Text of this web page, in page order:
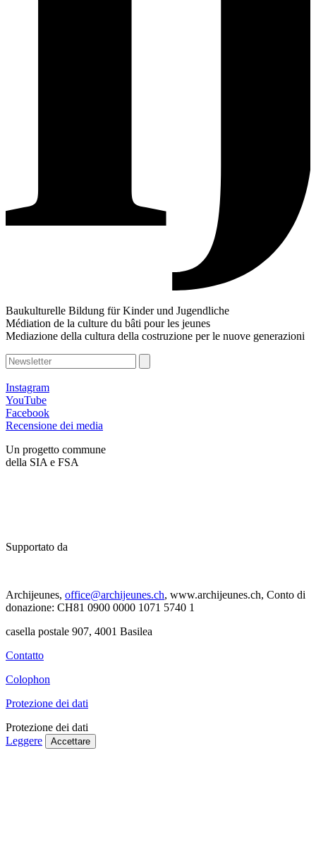
Baukulturelle Bildung für Kinder und Jugendliche
Médiation de la culture du bâti pour les jeunes
Mediazione della cultura della costruzione per le nuove generazioni
Instagram
YouTube
Facebook
Recensione dei media
Un progetto commune
della SIA e FSA
Supportato da
Archijeunes, office@archijeunes.ch, www.archijeunes.ch, Conto di
donazione: CH81 0900 0000 1071 5740 1
casella postale 907, 4001 Basilea
Contatto
Colophon
Protezione dei dati
Protezione dei dati
Leggere
Accettare